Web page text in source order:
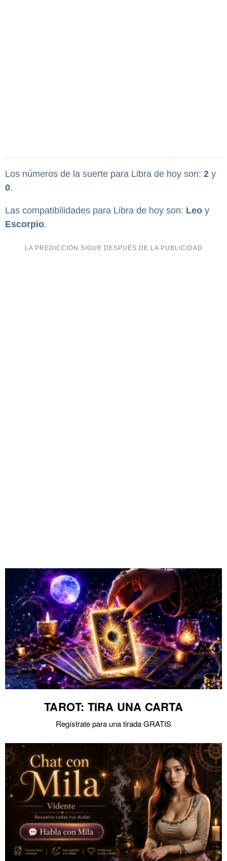
Los números de la suerte para Libra de hoy son: 2 y
0.
Las compatibilidades para Libra de hoy son: Leo y
Escorpio.
TAROT: TIRA UNA CARTA
Regístrate para una tirada GRATIS